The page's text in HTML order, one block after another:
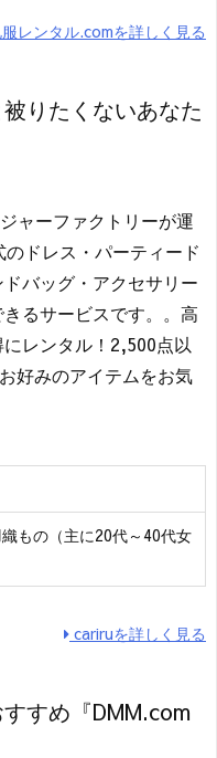
レンタル.comを詳しく見る
りたくないあなた
ャーファクトリーが運
ドレス・パーティード
バッグ・アクセサリー
るサービスです。。高
レンタル！2,500点以
好みのアイテムをお気
もの（主に20代～40代女
cariruを詳しく見る
すめ『DMM.com